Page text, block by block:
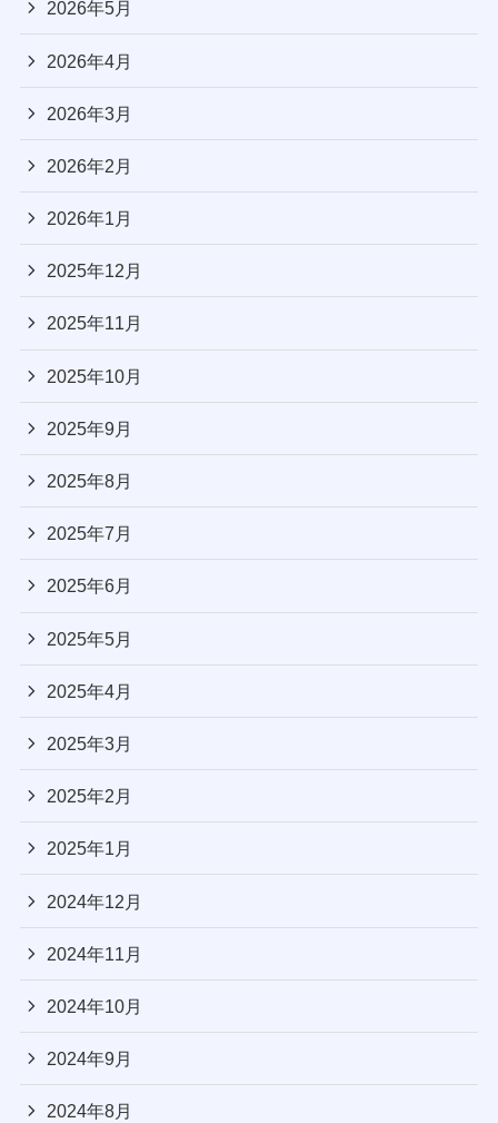
2026年5月
2026年4月
2026年3月
2026年2月
2026年1月
2025年12月
2025年11月
2025年10月
2025年9月
2025年8月
2025年7月
2025年6月
2025年5月
2025年4月
2025年3月
2025年2月
2025年1月
2024年12月
2024年11月
2024年10月
2024年9月
2024年8月